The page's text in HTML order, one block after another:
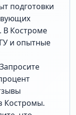
подготовки
В Костроме
и опытные
Запросите
Костромы.